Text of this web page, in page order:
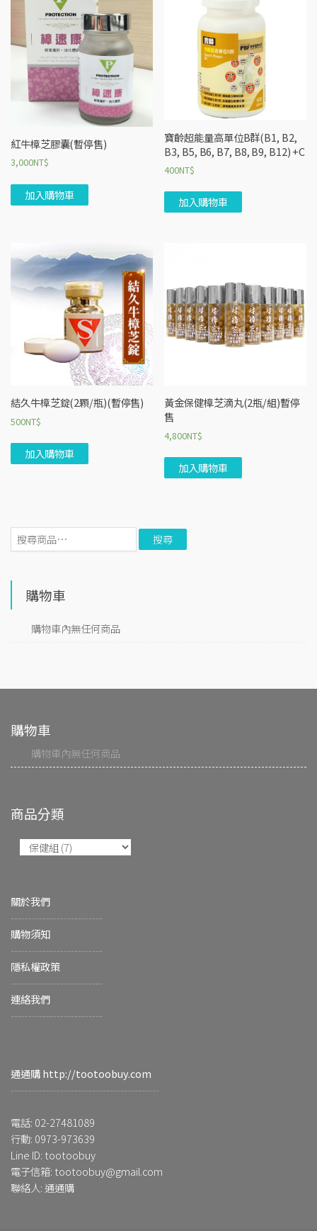
紅牛樟芝膠囊(暫停售)
3,000NT$
加入購物車
寶齡超能量高單位B群(B1, B2,
B3, B5, B6, B7, B8, B9, B12) +C
400NT$
加入購物車
結久牛樟芝錠(2顆/瓶)(暫停售)
500NT$
加入購物車
黃金保健樟芝滴丸(2瓶/組)暫停
售
4,800NT$
加入購物車
搜
尋
購物車
購物車內無任何商品
購物車
購物車內無任何商品
商品分類
關於我們
--------------------------
購物須知
--------------------------
隱私權政策
--------------------------
連絡我們
--------------------------
通通購 http://tootoobuy.com
------------------------------------------
電話: 02-27481089
行動: 0973-973639
Line ID: tootoobuy
電子信箱: tootoobuy@gmail.com
聯絡人: 通通購